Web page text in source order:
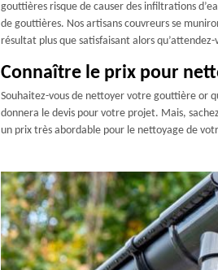
gouttières risque de causer des infiltrations
de gouttières. Nos artisans couvreurs se
résultat plus que satisfaisant alors qu’attendez-
Connaître le prix pour
Souhaitez-vous de nettoyer votre gouttière or
donnera le devis pour votre projet. Mais,
un prix très abordable pour le nettoyage de